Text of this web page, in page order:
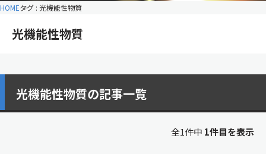
HOMEタグ : 光機能性物質
光機能性物質
光機能性物質の記事一覧
全1件中 1件目を表示